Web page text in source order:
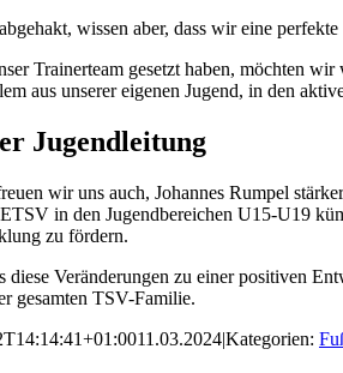
wissen aber, dass wir eine
Trainerteam gesetzt haben, möchten
aus unserer eigenen Jugend, in den
Jugendleitung
wir uns auch, Johannes Rumpel
in den Jugendbereichen U15-U19
zu fördern.
diese Veränderungen zu einer positiven
gesamten TSV-Familie.
11.03.2024|Kategorien: